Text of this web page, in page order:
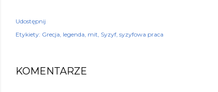
Udostępnij
Etykiety: Grecja legenda mit Syzyf syzyfowa praca
KOMENTARZE